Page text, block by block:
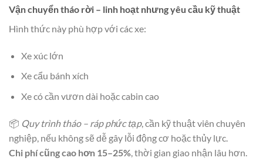
Vận chuyển tháo rời – linh hoạt nhưng yêu cầu kỹ thuật
Hình thức này phù hợp với các xe:
Xe xúc lớn
Xe cẩu bánh xích
Xe có cần vươn dài hoặc cabin cao
📦 Quy trình tháo – ráp phức tạp, cần kỹ thuật viên chuyên
nghiệp, nếu không sẽ dễ gây lỗi động cơ hoặc thủy lực.
Chi phí cũng cao hơn 15–25% , thời gian giao nhận lâu hơn.